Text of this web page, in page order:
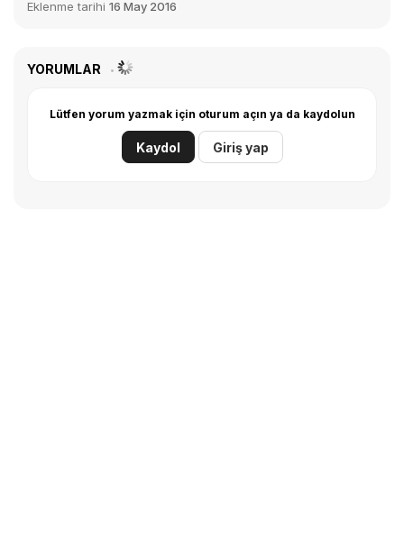
Eklenme tarihi 16 May 2016
YORUMLAR
Lütfen yorum yazmak için oturum açın ya da kaydolun
Kaydol Giriş yap